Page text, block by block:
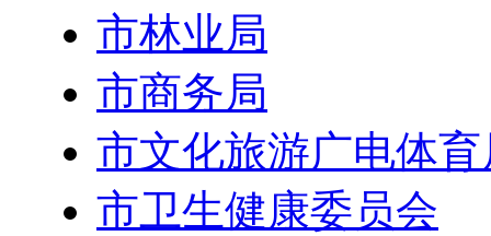
市林业局
市商务局
市文化旅游广电体育
市卫生健康委员会